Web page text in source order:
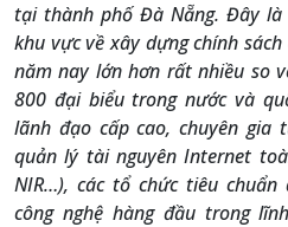
tại thành phố Đà Nẵng. Đây
khu vực về xây dựng chính
năm nay lớn hơn rất nhiều so
800 đại biểu trong nước và
lãnh đạo cấp cao, chuyên gia
quản lý tài nguyên Internet
NIR…), các tổ chức tiêu chuẩn
công nghệ hàng đầu trong